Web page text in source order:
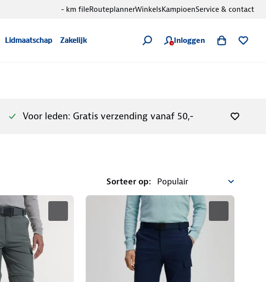
Lidmaatschap Zakelijk Inloggen
- km fileRouteplannerWinkelsKampioenService & contact
Voor leden: Gratis verzending vanaf 50,-
Sorteer op: